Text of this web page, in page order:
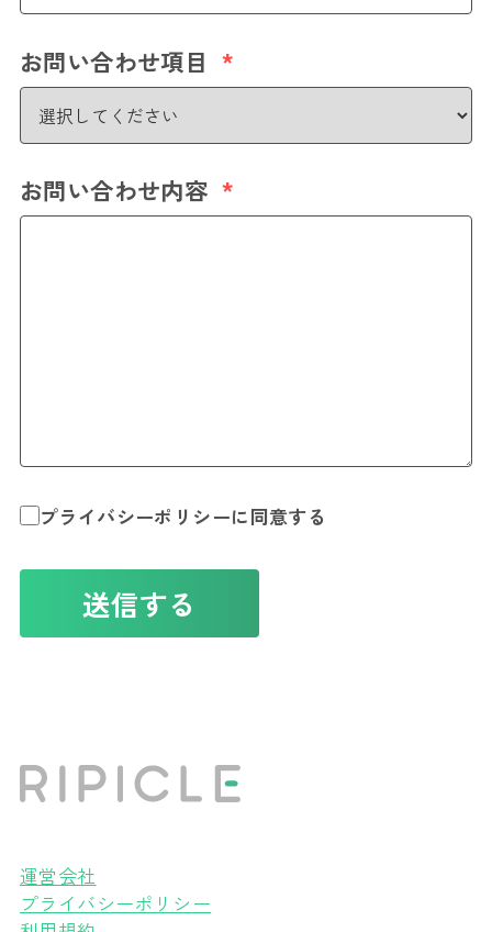
お問い合わせ項目 *
お問い合わせ内容 *
プライバシーポリシーに同意する
I
a
h
n
,
i
運営会社
プライバシーポリシー